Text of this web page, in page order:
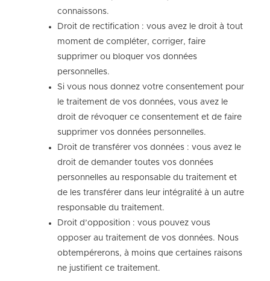
connaissons.
Droit de rectification : vous avez le droit à tout
moment de compléter, corriger, faire
supprimer ou bloquer vos données
personnelles.
Si vous nous donnez votre consentement pour
le traitement de vos données, vous avez le
droit de révoquer ce consentement et de faire
supprimer vos données personnelles.
Droit de transférer vos données : vous avez le
droit de demander toutes vos données
personnelles au responsable du traitement et
de les transférer dans leur intégralité à un autre
responsable du traitement.
Droit d’opposition : vous pouvez vous
opposer au traitement de vos données. Nous
obtempérerons, à moins que certaines raisons
ne justifient ce traitement.